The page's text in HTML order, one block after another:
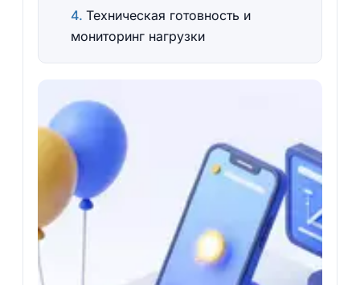
Техническая готовность и
мониторинг нагрузки